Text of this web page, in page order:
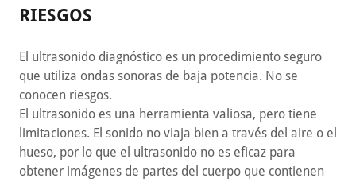
RIESGOS
El ultrasonido diagnóstico es un procedimiento seguro
que utiliza ondas sonoras de baja potencia. No se
conocen riesgos.
El ultrasonido es una herramienta valiosa, pero tiene
limitaciones. El sonido no viaja bien a través del aire o el
hueso, por lo que el ultrasonido no es eficaz para
obtener imágenes de partes del cuerpo que contienen